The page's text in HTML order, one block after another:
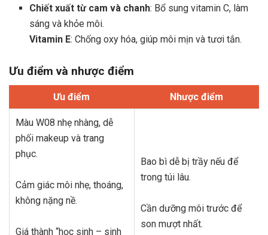
Chiết xuất từ cam và chanh: Bổ sung vitamin C, làm
sáng và khỏe môi.
Vitamin E: Chống oxy hóa, giúp môi mịn và tươi tắn.
Ưu điểm và nhược điểm
Ưu điểm Nhược điểm
Màu W08 nhẹ nhàng, dễ
phối makeup và trang
phục.
Cảm giác môi nhẹ, thoáng,
không nặng nề.
Giá thành “học sinh – sinh
Bao bì dễ bị trầy nếu để
trong túi lâu.
Cần dưỡng môi trước để
son mượt nhất.